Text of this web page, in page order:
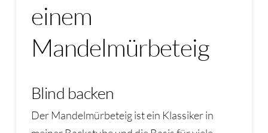
einem
Mandelmürbeteig
Blind backen
Der Mandelmürbeteig ist ein Klassiker in